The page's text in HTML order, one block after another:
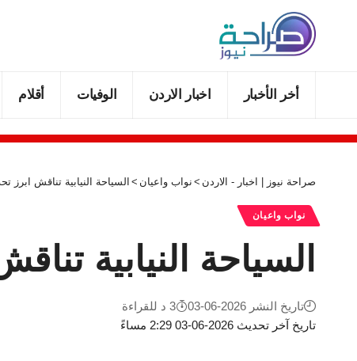
أخر الأخبار اخبار الاردن الوفيات أقلام
صراحة نيوز | اخبار - الاردن > نواب واعيان > السياحة النيابية تناقش ابرز
نواب واعيان
السياحة النيابية
تاريخ آخر تحديث 2026-06-03 2:29 مساءً
تاريخ النشر 2026-06-03 3 د للقراءة